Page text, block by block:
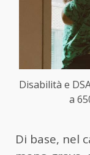
Disabilità e
a
Di base, nel